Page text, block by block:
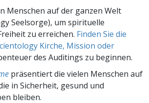
Menschen auf der ganzen Welt
Seelsorge), um spirituelle
zu erreichen. Finden Sie die
Kirche, Mission oder
des Auditings zu beginnen.
präsentiert die vielen Menschen auf
in Sicherheit, gesund und
bleiben.